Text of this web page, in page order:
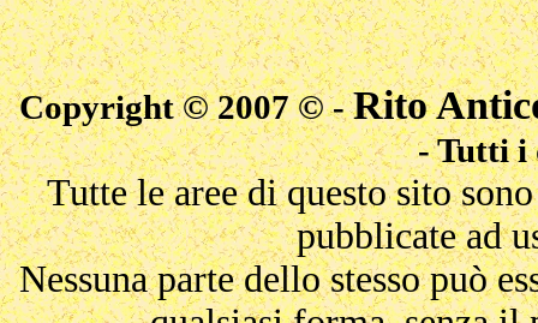
Copyright © 2007 © -Rito
- Tutti
Tutte le aree di questo sito
pubblicate ad
Nessuna parte dello stesso può